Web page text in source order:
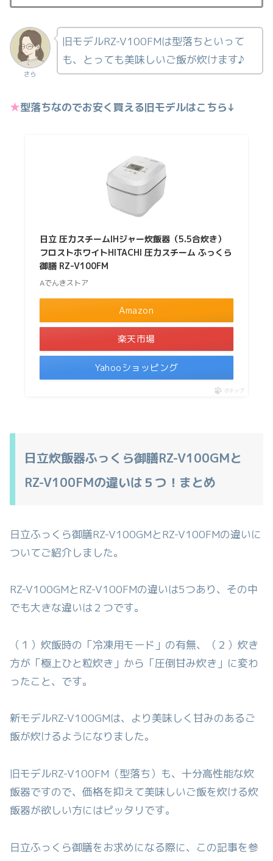
さら
旧モデルRZ-V100FMは型落ちといって
も、とっても美味しいご飯が炊けます♪
★型落ちなのでお安く買える旧モデルはこちら↓
日立 圧力スチームIHジャー炊飯器（5.5合炊き）
フロストホワイトHITACHI 圧力スチーム ふっくら
御膳 RZ-V100FM
Aでんきストア
Amazon
楽天市場
Yahooショッピング
ポチップ
日立炊飯器ふっくら御膳RZ-V100GMと
RZ-V100FMの違いは５つ！まとめ
日立ふっくら御膳RZ-V100GMとRZ-V100FMの違いに
ついてご紹介しました。
RZ-V100GMとRZ-V100FMの違いは5つあり、その中
でも大きな違いは２つです。
（１）炊飯時の「冷凍用モード」の有無、（２）炊き
方が「極上ひと粒炊き」から「圧倒甘み炊き」に変わ
ったこと、です。
新モデルRZ-V100GMは、より美味しく甘みのあるご
飯が炊けるようになりました。
旧モデルRZ-V100FM（型落ち）も、十分高性能な炊
飯器ですので、価格を抑えて美味しいご飯を炊ける炊
飯器が欲しい方にはピッタリです。
日立ふっくら御膳をお求めになる際に、この記事を参